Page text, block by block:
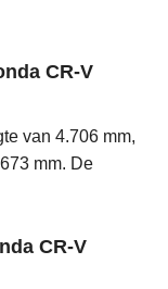
CR-V
van 4.706 mm,
mm. De
CR-V